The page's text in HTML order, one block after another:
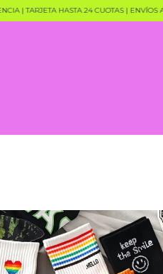
TARJETA HASTA 24 CUOTAS | ENVÍOS A